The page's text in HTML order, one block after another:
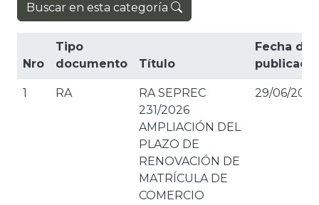
Buscar en esta categoría
Nro
Tipo
documento
Título
Fecha de
1 RA
RA SEPREC
231/2026
AMPLIACIÓN DEL
PLAZO DE
RENOVACIÓN DE
MATRÍCULA DE
COMERCIO
29/06/2026